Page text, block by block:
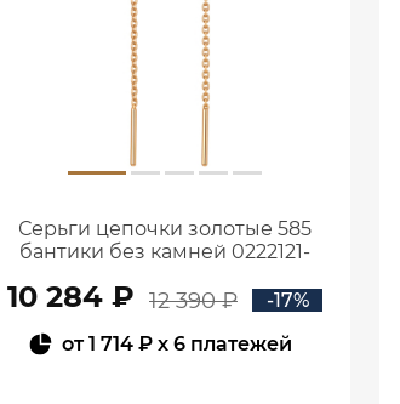
Серьги цепочки золотые 585
бантики без камней 0222121-
10 284 ₽ 12 390 ₽
-17%
от1 714 ₽x 6 платежей